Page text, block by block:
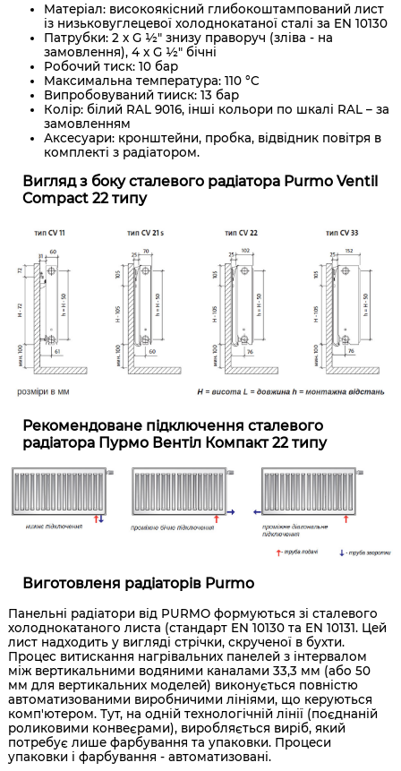
Матеріал: високоякісний глибокоштампований лист
із низьковуглецевої холоднокатаної сталі за EN 10130
Патрубки: 2 x G ½" знизу праворуч (зліва - на
замовлення), 4 x G ½" бічні
Робочий тиск: 10 бар
Максимальна температура: 110 °C
Випробовуваний тииск: 13 бар
Колір: білий RAL 9016, інші кольори по шкалі RAL – за
замовленням
Аксесуари: кронштейни, пробка, відвідник повітря в
комплекті з радіатором.
Вигляд з боку сталевого радіатора Purmo Ventil
Compact 22 типу
Рекомендоване підключення сталевого
радіатора Пурмо Вентіл Компакт 22 типу
Виготовленя радіаторів Purmo
Панельні радіатори від PURMO формуються зі сталевого
холоднокатаного листа (стандарт EN 10130 та EN 10131. Цей
лист надходить у вигляді стрічки, скрученої в бухти.
Процес витискання нагрівальних панелей з інтервалом
між вертикальними водяними каналами 33,3 мм (або 50
мм для вертикальних моделей) виконується повністю
автоматизованими виробничими лініями, що керуються
комп'ютером. Тут, на одній технологічній лінії (поєднаній
роликовими конвеєрами), виробляється виріб, який
потребує лише фарбування та упаковки. Процеси
упаковки і фарбування - автоматизовані.